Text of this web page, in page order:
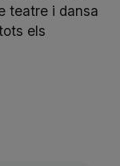
teatre i dansa
els